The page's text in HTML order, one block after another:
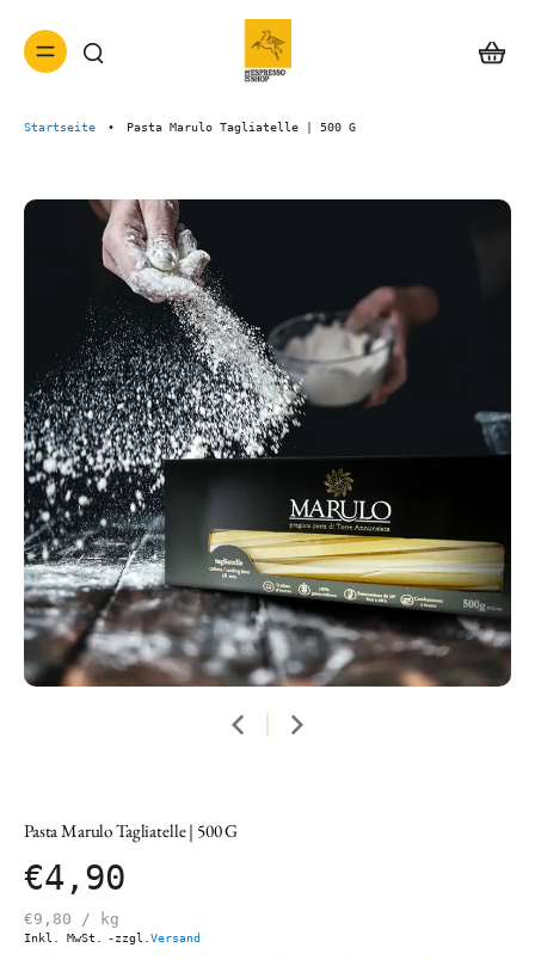
Startseite • Pasta Marulo Tagliatelle | 500 G
Pasta Marulo Tagliatelle | 500 G
€4,90
€9,80 / kg
Inkl. MwSt. -zzgl. Versand